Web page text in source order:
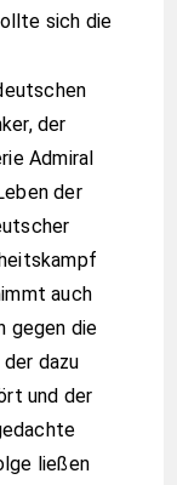
sich die
der
Admiral
der
auch
gegen die
dazu
und der
ließen